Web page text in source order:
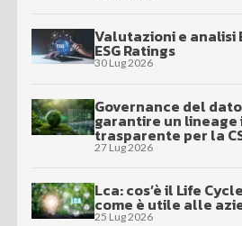
Valutazioni e analisi
ESG Ratings
30 Lug 2026
Governance del dato
garantire un
trasparente per la
27 Lug 2026
Lca: cos’è il Life
come è utile alle
25 Lug 2026